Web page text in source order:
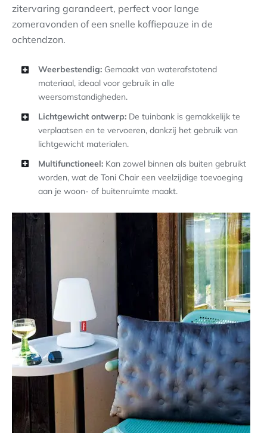
zitervaring garandeert, perfect voor lange
zomeravonden of een snelle koffiepauze in de
ochtendzon.
Weerbestendig:Gemaakt van waterafstotend
materiaal, ideaal voor gebruik in alle
weersomstandigheden.
Lichtgewicht ontwerp:De tuinbank is gemakkelijk te
verplaatsen en te vervoeren, dankzij het gebruik van
lichtgewicht materialen.
Multifunctioneel:Kan zowel binnen als buiten gebruikt
worden, wat de Toni Chair een veelzijdige toevoeging
aan je woon- of buitenruimte maakt.